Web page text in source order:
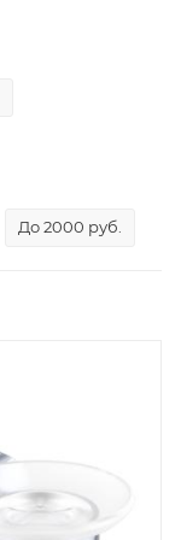
До 2000 руб.